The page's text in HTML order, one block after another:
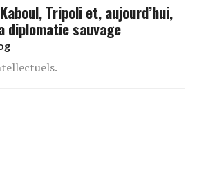
Tripoli et, aujourd’hui,
diplomatie sauvage